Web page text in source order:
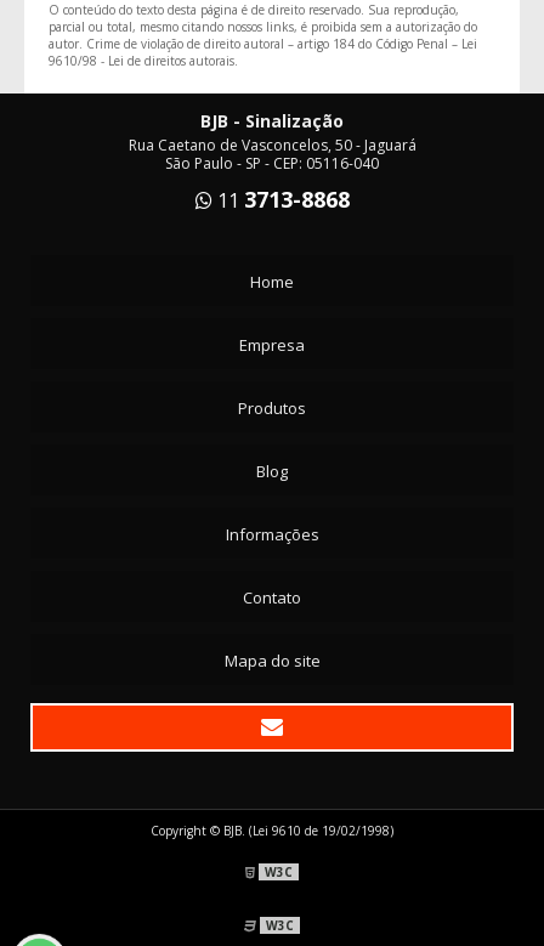
O conteúdo do texto desta página é de direito reservado. Sua reprodução,
parcial ou total, mesmo citando nossos links, é proibida sem a autorização do
autor. Crime de violação de direito autoral – artigo 184 do Código Penal – Lei
9610/98 - Lei de direitos autorais.
BJB - Sinalização
Rua Caetano de Vasconcelos, 50 - Jaguará
São Paulo - SP - CEP: 05116-040
11 3713-8868
Home
Empresa
Produtos
Blog
Informações
Contato
Mapa do site
Copyright © BJB. (Lei 9610 de 19/02/1998)
W3C
W3C